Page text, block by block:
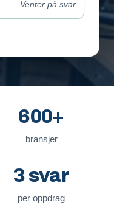
Venter på svar
600+
bransjer
3 svar
per oppdrag